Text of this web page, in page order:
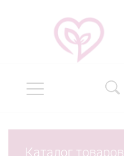
Каталог товаров